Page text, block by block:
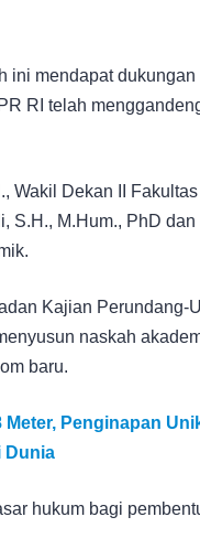
ini mendapat
RI telah
Wakil Dekan II
S.H., M.Hum., PhD
Kajian
naskah
baru.
Meter, Penginapan
Dunia
hukum bagi